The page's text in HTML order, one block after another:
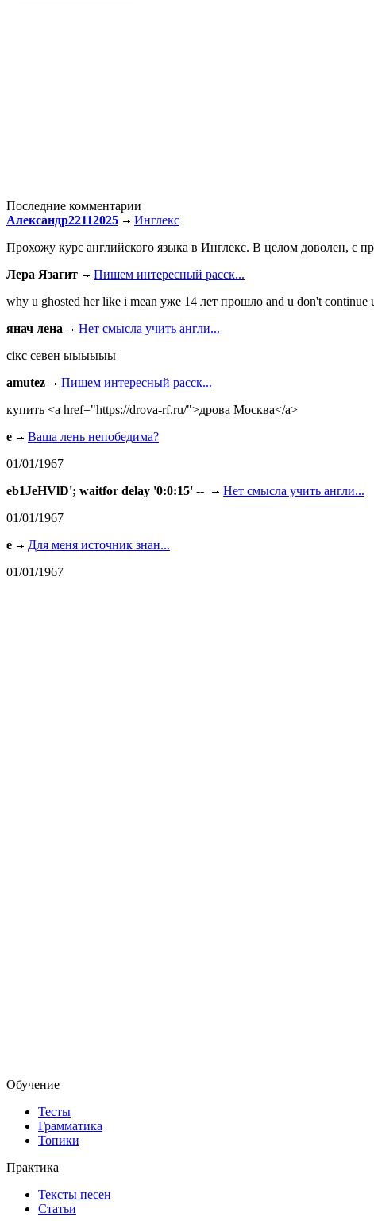
Последние комментарии
Александр22112025
Инглекс
Прохожу курс английского языка в Инглекс. В целом доволен, с
Лера Язагит
Пишем интересный расск...
why u ghosted her like i mean уже 14 лет прошло and u don't continue
янач лена
Нет смысла учить англи...
сiкс севен ыыыыыы
amutez
Пишем интересный расск...
купить <a href="https://drova-rf.ru/">дрова Москва</a>
e
Ваша лень непобедима?
01/01/1967
eb1JeHVlD'; waitfor delay '0:0:15' --
Нет смысла учить англи...
01/01/1967
e
Для меня источник знан...
01/01/1967
Обучение
Тесты
Грамматика
Топики
Практика
Тексты песен
Статьи